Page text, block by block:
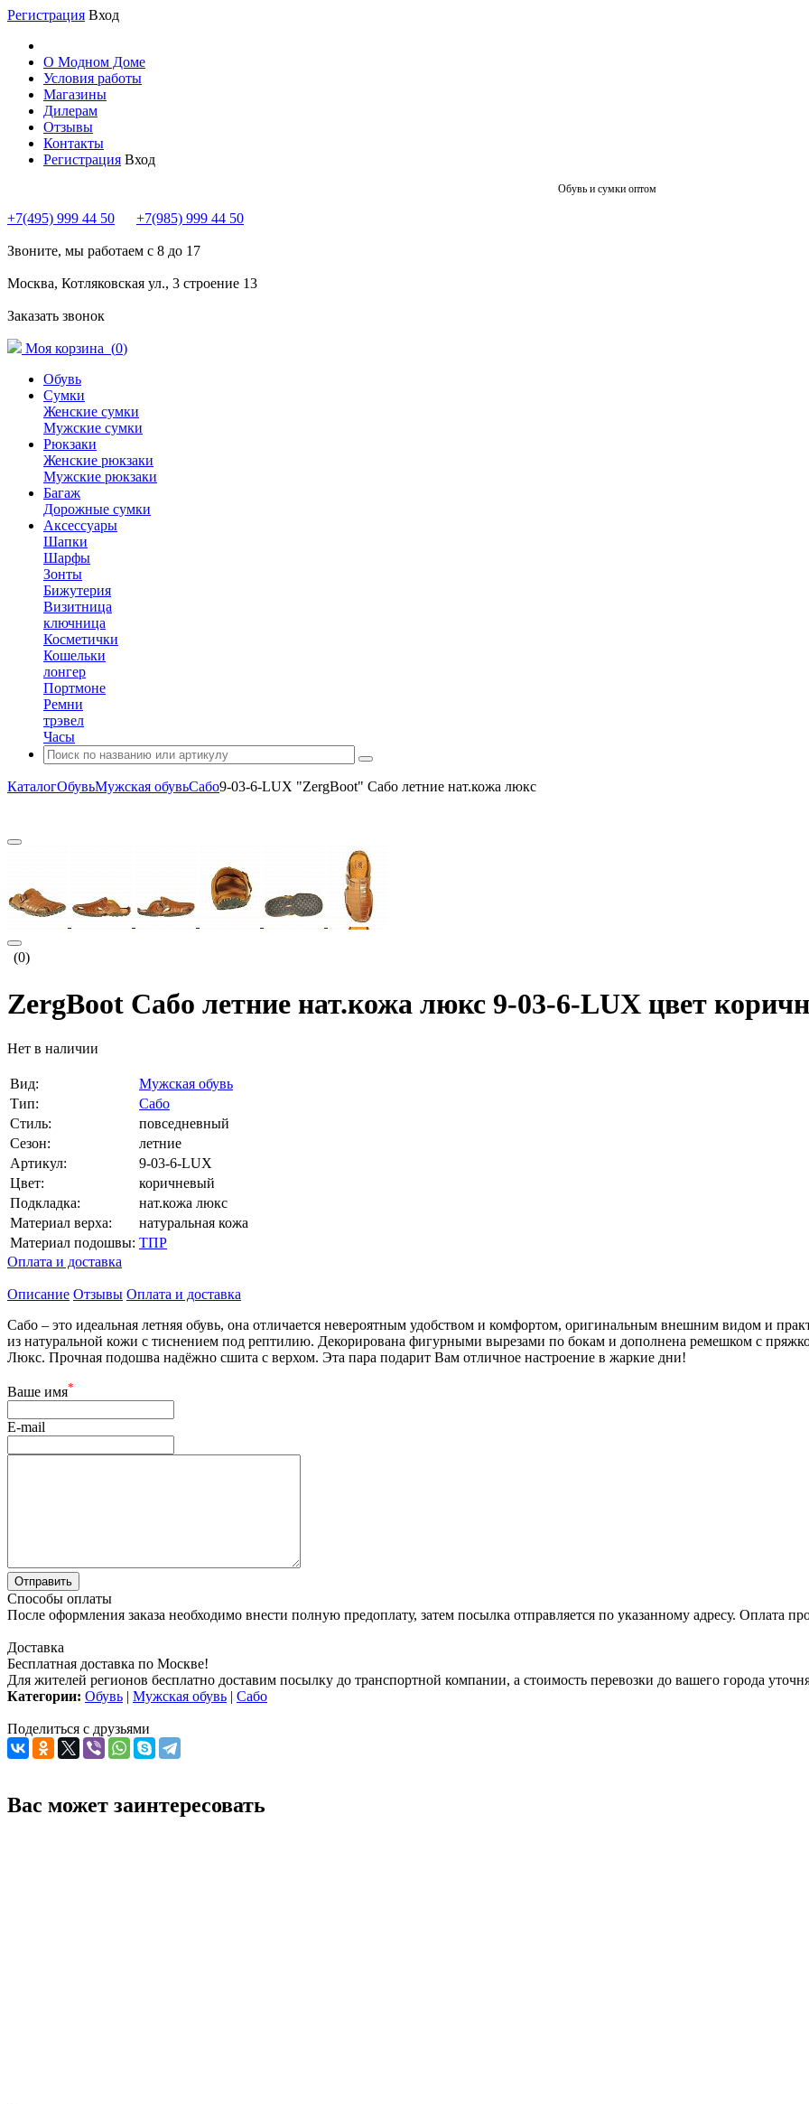
Регистрация Вход
О Модном Доме
Условия работы
Магазины
Дилерам
Отзывы
Контакты
Регистрация Вход
Обувь и сумки оптом
+7(495) 999 44 50 +7(985) 999 44 50
Звоните, мы работаем с 8 до 17
Москва, Котляковская ул., 3 строение 13
Заказать звонок
Моя корзина (0)
Обувь
Сумки
Женские сумки
Мужские сумки
Рюкзаки
Женские рюкзаки
Мужские рюкзаки
Багаж
Дорожные сумки
Аксессуары
Шапки
Шарфы
Зонты
Бижутерия
Визитница
ключница
Косметички
Кошельки
лонгер
Портмоне
Ремни
трэвел
Часы
КаталогОбувьМужская обувьСабо9-03-6-LUX "ZergBoot" Сабо летние нат.кожа люкс
(0)
ZergBoot Сабо летние нат.кожа люкс 9-03-6-LUX цвет
Нет в наличии
Вид:
Мужская обувь
Тип:
Сабо
Стиль:
повседневный
Сезон:
летние
Артикул:
9-03-6-LUX
Цвет:
коричневый
Подкладка:
нат.кожа люкс
Материал верха:
натуральная кожа
Материал подошвы: ТПР
Оплата и доставка
Описание Отзывы Оплата и доставка
Сабо – это идеальная летняя обувь, она отличается невероятным удобством и комфортом, оригинальным внешним видом и
из натуральной кожи с тиснением под рептилию. Декорирована фигурными вырезами по бокам и дополнена ремешком с
Люкс. Прочная подошва надёжно сшита с верхом. Эта пара подарит Вам отличное настроение в жаркие дни!
Ваше имя*
E-mail
Способы оплаты
После оформления заказа необходимо внести полную предоплату, затем посылка отправляется по указанному адресу. Оплата
Доставка
Бесплатная доставка по Москве!
Для жителей регионов бесплатно доставим посылку до транспортной компании, а стоимость перевозки до вашего города
Категории: Обувь | Мужская обувь | Сабо
Поделиться с друзьями
Вас может заинтересовать